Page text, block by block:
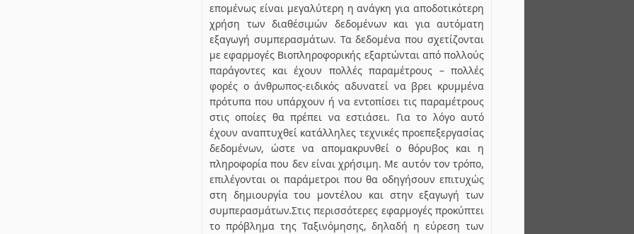
επομένως είναι μεγαλύτερη η ανάγκη για αποδοτικότερη
χρήση των διαθέσιμών δεδομένων και για αυτόματη
εξαγωγή συμπερασμάτων. Τα δεδομένα που σχετίζονται
με εφαρμογές Βιοπληροφορικής εξαρτώνται από πολλούς
παράγοντες και έχουν πολλές παραμέτρους – πολλές
φορές ο άνθρωπος‐ειδικός αδυνατεί να βρει κρυμμένα
πρότυπα που υπάρχουν ή να εντοπίσει τις παραμέτρους
στις οποίες θα πρέπει να εστιάσει. Για το λόγο αυτό
έχουν αναπτυχθεί κατάλληλες τεχνικές προεπεξεργασίας
δεδομένων, ώστε να απομακρυνθεί ο θόρυβος και η
πληροφορία που δεν είναι χρήσιμη. Με αυτόν τον τρόπο,
επιλέγονται οι παράμετροι που θα οδηγήσουν επιτυχώς
στη δημιουργία του μοντέλου και στην εξαγωγή των
συμπερασμάτων.Στις περισσότερες εφαρμογές προκύπτει
το πρόβλημα της Ταξινόμησης, δηλαδή η εύρεση των